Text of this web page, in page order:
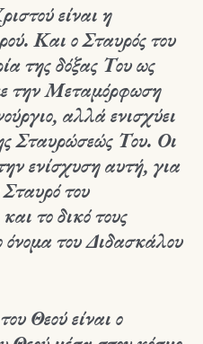
είναι η
Και ο Σταυρός του
της δόξας Του ως
την Μεταμόρφωση
αλλά ενισχύει
Σταυρώσεώς Του. Οι
ενίσχυση αυτή, για
του
το δικό τους
όνομα του Διδασκάλου
Θεού είναι ο